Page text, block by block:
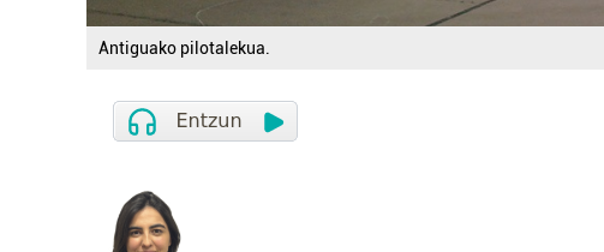
Antiguako pilotalekua.